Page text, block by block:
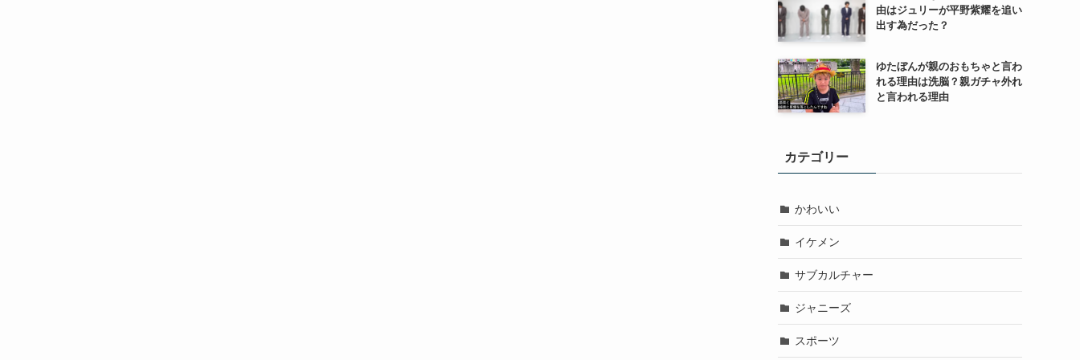
由はジュリーが平野紫耀を追い
出す為だった？
ゆたぼんが親のおもちゃと言わ
れる理由は洗脳？親ガチャ外れ
と言われる理由
カテゴリー
かわいい
イケメン
サブカルチャー
ジャニーズ
スポーツ